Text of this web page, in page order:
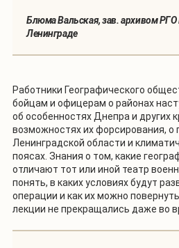
Блюма Вальская, зав. архивом
Ленинграде
Работники Географического
бойцам и офицерам о районах
об особенностях Днепра и других
возможностях их форсирования, о
Ленинградской области и
поясах. Знания о том, какие
отличают тот или иной театр
понять, в каких условиях будут
операции и как их можно
лекции не прекращались даже во